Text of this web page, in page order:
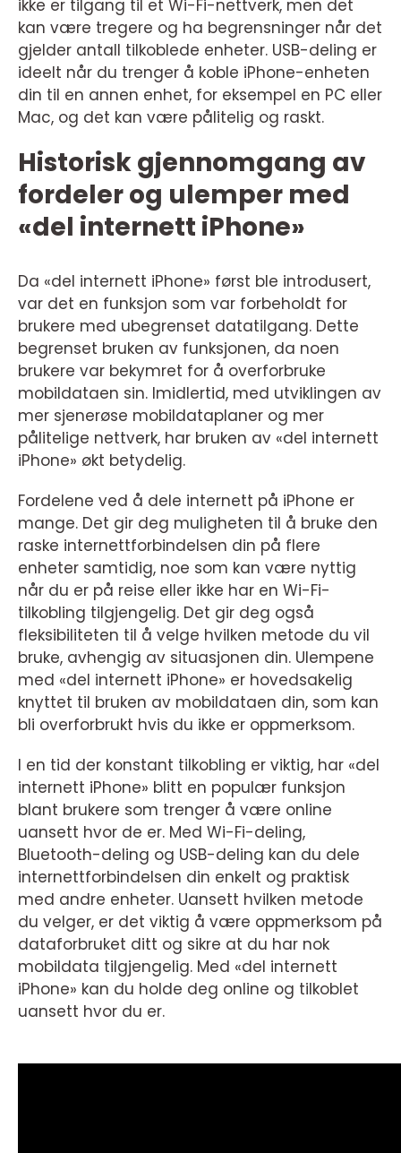
ikke er tilgang til et Wi-Fi-nettverk, men det
kan være tregere og ha begrensninger når det
gjelder antall tilkoblede enheter. USB-deling er
ideelt når du trenger å koble iPhone-enheten
din til en annen enhet, for eksempel en PC eller
Mac, og det kan være pålitelig og raskt.
Historisk gjennomgang av
fordeler og ulemper med
«del internett iPhone»
Da «del internett iPhone» først ble introdusert,
var det en funksjon som var forbeholdt for
brukere med ubegrenset datatilgang. Dette
begrenset bruken av funksjonen, da noen
brukere var bekymret for å overforbruke
mobildataen sin. Imidlertid, med utviklingen av
mer sjenerøse mobildataplaner og mer
pålitelige nettverk, har bruken av «del internett
iPhone» økt betydelig.
Fordelene ved å dele internett på iPhone er
mange. Det gir deg muligheten til å bruke den
raske internettforbindelsen din på flere
enheter samtidig, noe som kan være nyttig
når du er på reise eller ikke har en Wi-Fi-
tilkobling tilgjengelig. Det gir deg også
fleksibiliteten til å velge hvilken metode du vil
bruke, avhengig av situasjonen din. Ulempene
med «del internett iPhone» er hovedsakelig
knyttet til bruken av mobildataen din, som kan
bli overforbrukt hvis du ikke er oppmerksom.
I en tid der konstant tilkobling er viktig, har «del
internett iPhone» blitt en populær funksjon
blant brukere som trenger å være online
uansett hvor de er. Med Wi-Fi-deling,
Bluetooth-deling og USB-deling kan du dele
internettforbindelsen din enkelt og praktisk
med andre enheter. Uansett hvilken metode
du velger, er det viktig å være oppmerksom på
dataforbruket ditt og sikre at du har nok
mobildata tilgjengelig. Med «del internett
iPhone» kan du holde deg online og tilkoblet
uansett hvor du er.